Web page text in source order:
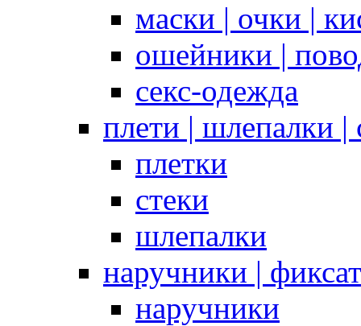
маски | очки |
ошейники |
секс-одежда
плети | шлепалки |
плетки
стеки
шлепалки
наручники |
наручники